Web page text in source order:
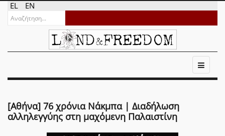
EL EN
[Αθήνα] 76 χρόνια Νάκμπα | Διαδήλωση
αλληλεγγύης στη μαχόμενη Παλαιστίνη